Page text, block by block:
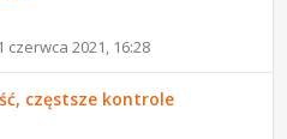
czerwca 2021, 16:28
częstsze kontrole